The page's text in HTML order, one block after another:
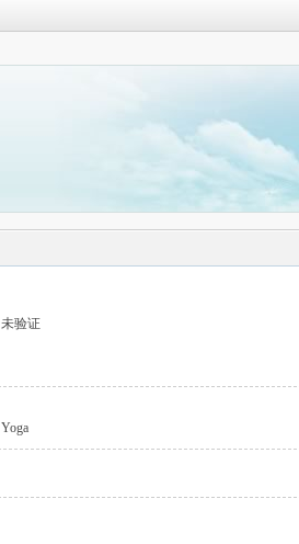
未验证
Yoga